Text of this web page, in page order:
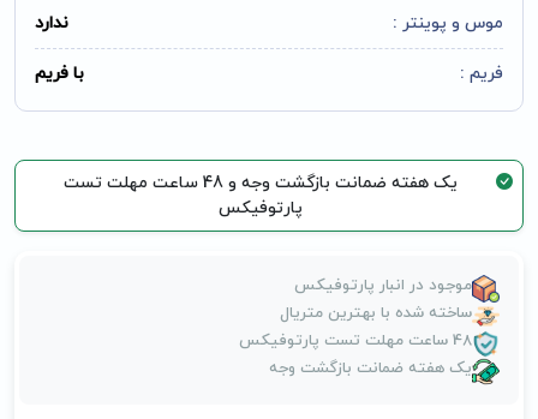
موس و پوینتر : ندارد
فریم : با فریم
یک هفته ضمانت بازگشت وجه و 48 ساعت مهلت تست
پارتوفیکس
موجود در انبار پارتوفیکس
ساخته شده با بهترین متریال
48 ساعت مهلت تست پارتوفیکس
یک هفته ضمانت بازگشت وجه